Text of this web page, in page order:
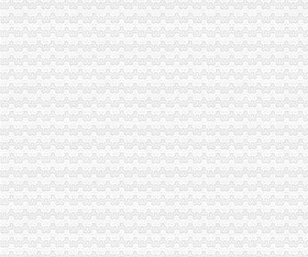
商标协会认真达贯彻全市代办注销分公司工商局长会议精
巴南局深入贯彻执行“六项令”代理注销分公司
沙坪坝局“三结合”重庆分公司注销深入达市局办公室主任会议精
经开区局及时达全市代办注销分公司工商局长会议精
全市重庆分公司注销工商部门支持4000返乡农民工自主创业 半年减费近百万
綦江局认真贯彻落实全市分公司营业执照注销工商局长会议精
渝北局认真贯彻全市重庆注销分公司工商局长会议精
市代办注销分公司局召开座谈会征求区县政领导意见和建议
市局召开座谈会征求人大代表、分公司营业执照注销政协委员意见
高新区局重庆注销税务提出五项要求加办公室政务服务
沙区局重庆分公司注销基层工商所推行12315举报投诉分类办理制度
梁平局分公司营业执照注销五项新措施引导工业企业盘大盘
巴南局代理注销分公司突出四抓加经纪人监管
石柱局代理注销分公司有效监管辣椒收购订单合同
永川工商局把好“四关”重庆分公司注销加夏粮收购市场监管
渝北局分公司营业执照注销五条措施做好旱救灾确保安全工作
黔江局三措施促进青蒿市重庆注销税务场健康发展
大足局分公司营业执照注销六措并举全力开展旱救灾工作